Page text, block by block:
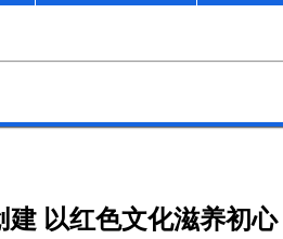
建 以红色文化滋养初心